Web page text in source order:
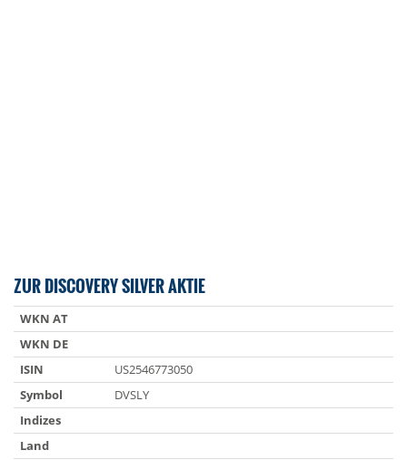
ZUR DISCOVERY SILVER AKTIE
WKN AT
WKN DE
ISIN
US2546773050
Symbol
DVSLY
Indizes
Land